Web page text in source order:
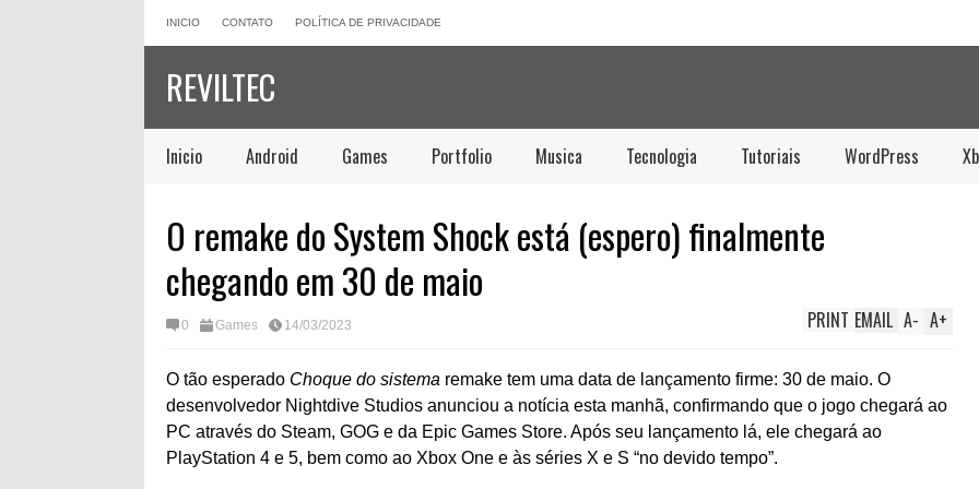
INICIO CONTATO POLÍTICA DE PRIVACIDADE
REVILTEC
Inicio Android Games Portfolio Musica Tecnologia Tutoriais WordPress
O remake do System Shock está (espero) finalmente
chegando em 30 de maio
0 Games 14/03/2023 A+
A-
EMAIL
PRINT
O tão esperado Choque do sistema remake tem uma data de lançamento firme: 30 de maio. O
desenvolvedor Nightdive Studios anunciou a notícia esta manhã, confirmando que o jogo chegará ao
PC através do Steam, GOG e da Epic Games Store. Após seu lançamento lá, ele chegará ao
PlayStation 4 e 5, bem como ao Xbox One e às séries X e S “no devido tempo”.